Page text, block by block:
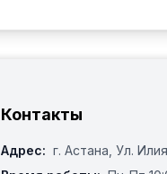
Контакты
Адрес: г. Астана, ​Ул.